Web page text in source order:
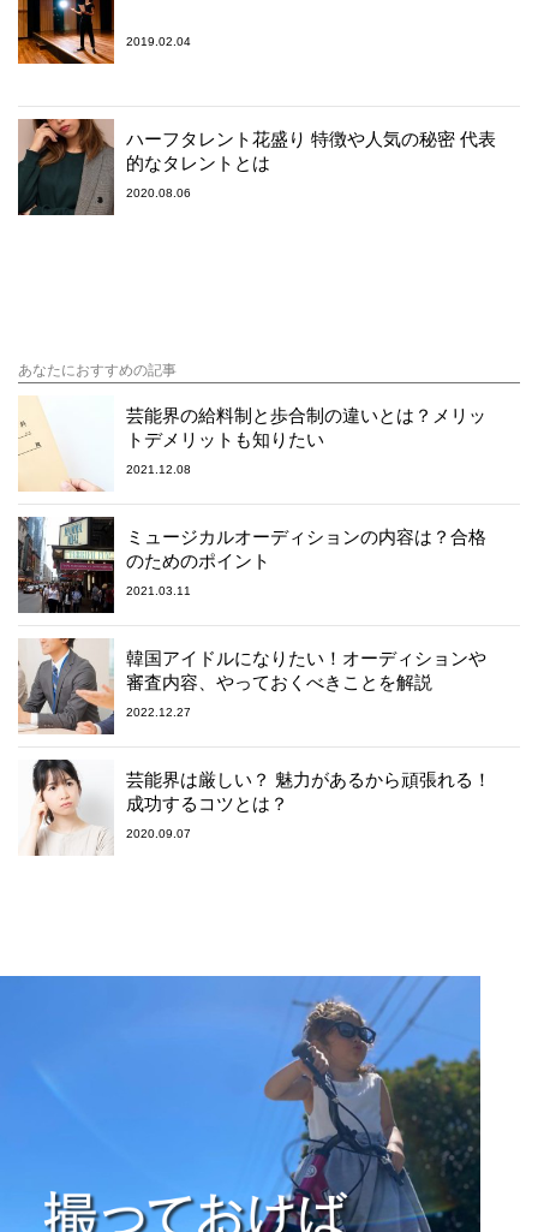
2019.02.04
ハーフタレント花盛り 特徴や人気の秘密 代表
的なタレントとは
2020.08.06
あなたにおすすめの記事
芸能界の給料制と歩合制の違いとは？メリッ
トデメリットも知りたい
2021.12.08
ミュージカルオーディションの内容は？合格
のためのポイント
2021.03.11
韓国アイドルになりたい！オーディションや
審査内容、やっておくべきことを解説
2022.12.27
芸能界は厳しい？ 魅力があるから頑張れる！
成功するコツとは？
2020.09.07